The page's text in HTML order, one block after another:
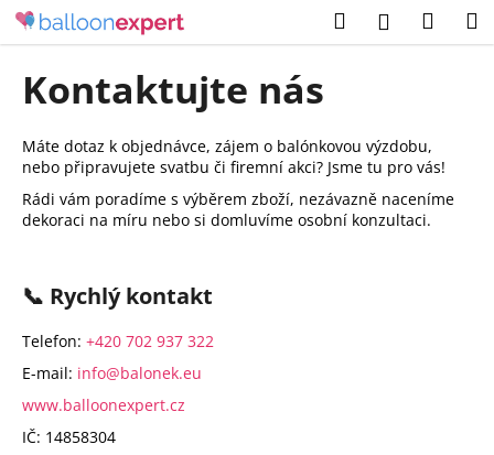
Přejít
obsah
HledatPřihlášení
Kontaktujte nás
Máte dotaz k objednávce, zájem o balónkovou výzdobu,
nebo připravujete svatbu či firemní akci? Jsme tu pro vás!
Rádi vám poradíme s výběrem zboží, nezávazně naceníme
dekoraci na míru nebo si domluvíme osobní konzultaci.
📞 Rychlý kontakt
Telefon: +420 702 937 322‬
E-mail: info@balonek.eu
www.balloonexpert.cz
IČ: 14858304
K
o
o
p
o
t
e
u
j
e
t